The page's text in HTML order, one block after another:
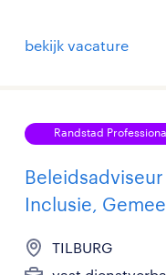
bekijk vacature
Randstad
Inclusie,
TILBURG